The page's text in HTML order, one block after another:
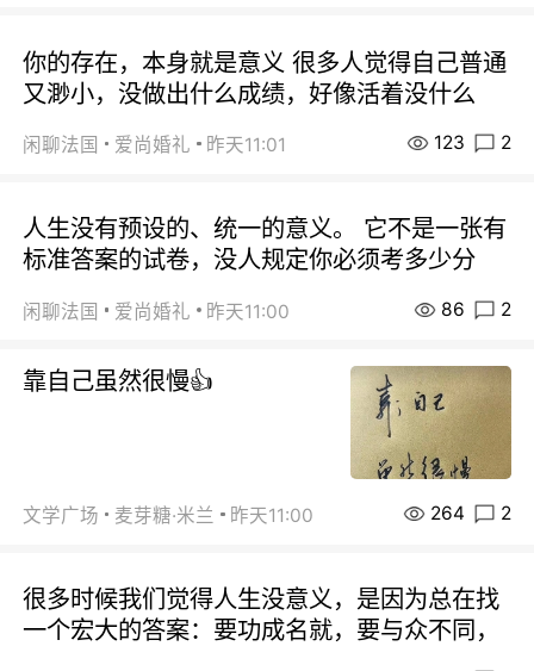
你的存在，本身就是意义 很多人觉得自己普通
又渺小，没做出什么成绩，好像活着没什么
闲聊法国 爱尚婚礼 昨天11:01 123 2
人生没有预设的、统一的意义。 它不是一张有
标准答案的试卷，没人规定你必须考多少分
闲聊法国 爱尚婚礼 昨天11:00 86 2
靠自己虽然很慢👍
文学广场 麦芽糖·米兰 昨天11:00 264 2
很多时候我们觉得人生没意义，是因为总在找
一个宏大的答案：要功成名就，要与众不同，